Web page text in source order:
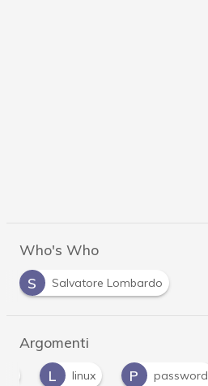
Who's Who
S
Salvatore Lombardo
Argomenti
L linux P password